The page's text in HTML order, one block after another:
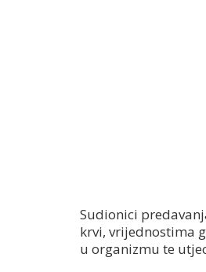
Sudionici
krvi, vrijednostima
u organizmu te